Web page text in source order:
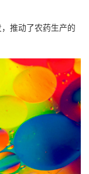
推动了农药生产的